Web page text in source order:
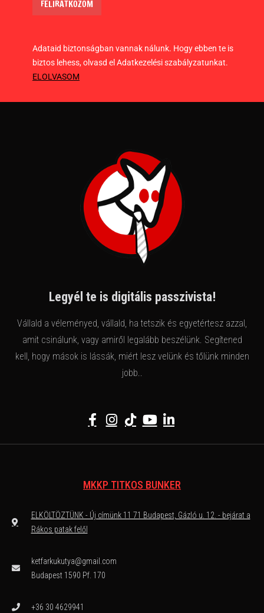
Adataid biztonságban vannak nálunk. Hogy ebben te is
biztos lehess, olvasd el Adatkezelési szabályzatunkat.
ELOLVASOM
Legyél te is digitális passzivista!
Vállald a véleményed, vállald, ha tetszik és egyetértesz azzal,
amit csinálunk, vagy amiről legalább beszélünk. Segítened
kell, hogy mások is lássák, miért lesz velünk és tőlünk minden
jobb..
MKKP TITKOS BUNKER
ELKÖLTÖZTÜNK - Új címünk 11 71 Budapest, Gázló u. 12. - bejárat a
Rákos patak felől
ketfarkukutya@gmail.com
Budapest 1590 Pf. 170
+36 30 4629941